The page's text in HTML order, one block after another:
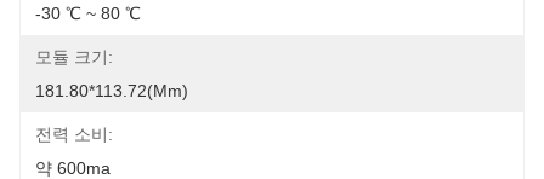
-30 ℃ ~ 80 ℃
모듈 크기:
181.80*113.72(mm)
전력 소비:
약 600ma